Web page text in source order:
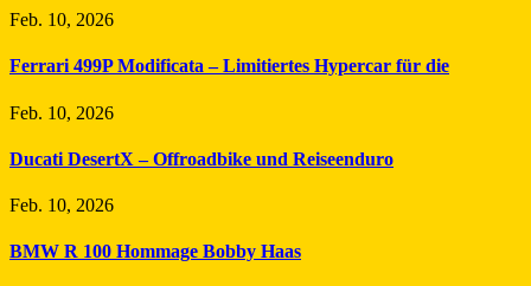
Feb. 10, 2026
Ferrari 499P Modificata – Limitiertes Hypercar für die
Feb. 10, 2026
Ducati DesertX – Offroadbike und Reiseenduro
Feb. 10, 2026
BMW R 100 Hommage Bobby Haas